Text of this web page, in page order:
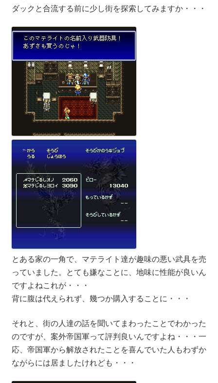
ダックと合流する前に少し街を探索してみますか・・・
とある家の一角で、マテライト達が趣味の悪い武具を売
っていました。とても嫌なことに、地味に性能が良いん
ですよねこれが・・・
背に腹は代えられず、幾つか購入することに・・・
それと、街の人達の話を聞いてまわったことでわかった
のですが、案外帝国軍って評判良いんですよね・・・一
応、帝国軍から解放されたことを喜んでいた人もわずか
ながらには居ましたけれども・・・